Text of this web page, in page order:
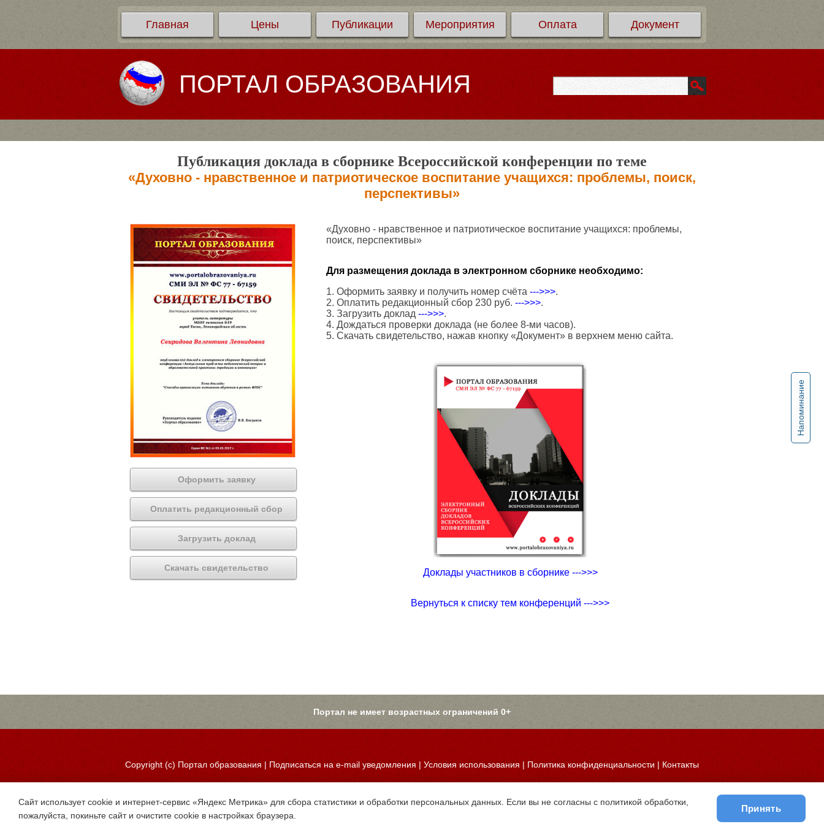
Главная Цены Публикации Мероприятия Оплата Документ
ПОРТАЛ ОБРАЗОВАНИЯ
Напоминание
Публикация доклада в сборнике Всероссийской конференции по теме
«Духовно - нравственное и патриотическое воспитание учащихся: проблемы, поиск,
перспективы»
Оформить заявку
Оплатить редакционный сбор
Загрузить доклад
Скачать свидетельство
«Духовно - нравственное и патриотическое воспитание учащихся: проблемы,
поиск, перспективы»
Для размещения доклада в электронном сборнике необходимо:
1. Оформить заявку и получить номер счёта --->>>.
2. Оплатить редакционный сбор 230 руб. --->>>.
3. Загрузить доклад --->>>.
4. Дождаться проверки доклада (не более 8-ми часов).
5. Скачать свидетельство, нажав кнопку «Документ» в верхнем меню сайта.
Доклады участников в сборнике --->>>
Вернуться к списку тем конференций --->>>
Портал не имеет возрастных ограничений 0+
Copyright (c) Портал образования | Подписаться на e-mail уведомления |Условия использования | Политика конфиденциальности| Контакты
Сайт использует cookie и интернет-сервис «Яндекс Метрика» для сбора статистики и обработки персональных данных. Если вы не согласны с политикой обработки,
пожалуйста, покиньте сайт и очистите cookie в настройках браузера.
Принять